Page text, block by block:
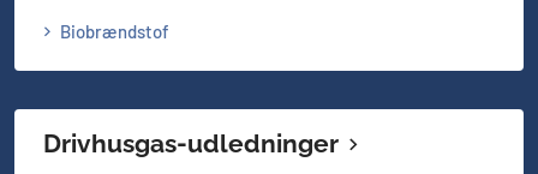
Biobrændstof
Drivhusgas-udledninger